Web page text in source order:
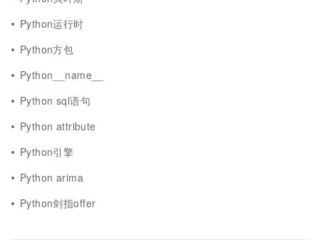
Python运行时
Python方包
Python__name__
Python sql语句
Python attribute
Python引擎
Python arima
Python剑指offer